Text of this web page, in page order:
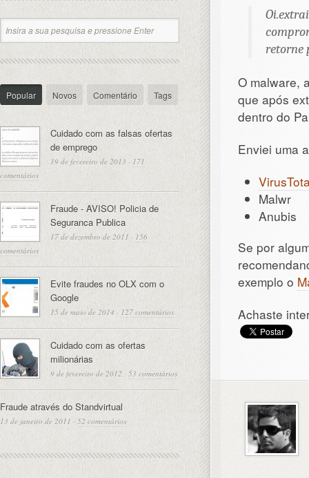
retorne
O malware,
que após
dentro do
Enviei uma
Malwr
Anubis
Se por
exemplo o
Achaste
Popular Novos Comentário Tags
Cuidado com as falsas ofertas
de emprego
19 de fevereiro de 2013 · 171
comentários
Fraude - AVISO! Policia de
Seguranca Publica
17 de dezembro de 2011 · 156
comentários
Evite fraudes no OLX com o
Google
15 de maio de 2014 · 127 comentários
Cuidado com as ofertas
milionárias
9 de fevereiro de 2012 · 53 comentários
Fraude através do Standvirtual
13 de janeiro de 2011 · 52 comentários